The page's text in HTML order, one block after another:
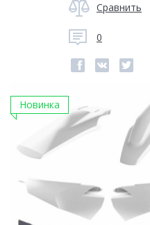
Сравнить
0
Новинка